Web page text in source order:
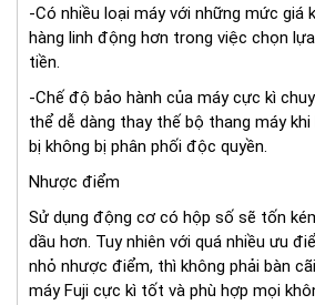
-Có nhiều loại máy với những mức giá
hàng linh động hơn trong việc chọn
tiền.
-Chế độ bảo hành của máy cực kì
thể dễ dàng thay thế bộ thang máy
bị không bị phân phối độc quyền.
Nhược điểm
Sử dụng động cơ có hộp số sẽ tốn
dầu hơn. Tuy nhiên với quá nhiều ưu
nhỏ nhược điểm, thì không phải bàn
máy Fuji cực kì tốt và phù hợp mọi